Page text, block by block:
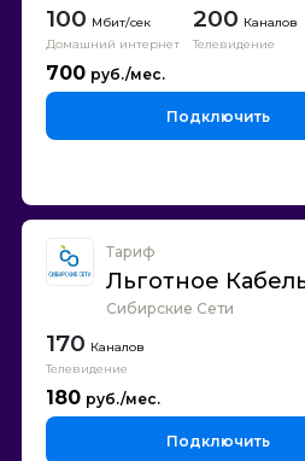
100
Домашний интернет
200 Каналов
Телевидение
700
Подключить
Тариф
Льготное
Сибирские Сети
170 Каналов
Телевидение
180
Подключить